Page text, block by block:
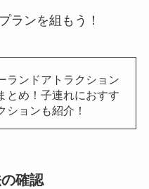
ランを組もう！
ランドアトラクション
とめ！子連れにおすす
ションも紹介！
確認